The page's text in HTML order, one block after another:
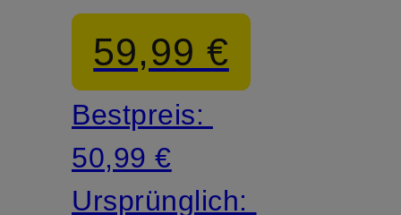
TRAIN
PREMIUM
59,99 €
Bestpreis:
50,99 €
Ursprünglich: